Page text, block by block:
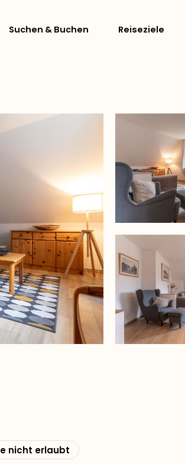
Suchen & Buchen Reiseziele
nicht erlaubt